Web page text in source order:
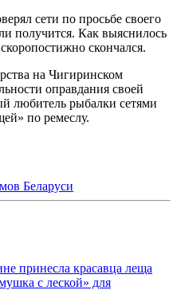
сети по просьбе своего
получится. Как выяснилось
скончался.
на Чигиринском
оправдания своей
любитель рыбалки сетями
по ремеслу.
Беларуси
принесла красавца леща
с леской» для